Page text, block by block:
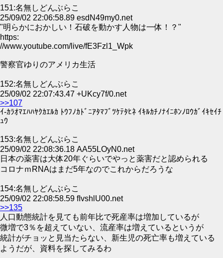
151:名無しどんぶらこ
25/09/02 22:06:58.89 esdN49my0.net
"明らかにおかしい！石破を動かす人物は一体！？"
https:
//www.youtube.com/live/fE3Fzl1_Wpk
警察官ゆりのアメリカ生活
152:名無しどんぶらこ
25/09/02 22:07:43.47 +UKcy7f/0.net
>>107
ｲ-ｶﾗｵﾏｴﾊﾊﾔｸｶｴﾙｶ ﾄｳﾌﾉｶﾄﾞﾆｱﾀﾏﾌﾞﾂｹﾃﾀﾋﾈ ｲｷﾙｶﾁﾉﾅｲﾆﾎﾝﾉﾛｳｶﾞｲｷｾｲﾁ
ｭｳ
153:名無しどんぶらこ
25/09/02 22:08:36.18 AA55LOyN0.net
日本の薬害は大体20年ぐらいでやっと薬害だと認められる
コロナｍRNAはまだ5年なのでこれからだろうな
154:名無しどんぶらこ
25/09/02 22:08:58.59 fIvshlU00.net
>>135
人口動態統計を見ても前年比で死産率は増加しているが
微増で3％を超えていない、流産率は増えているというが
統計がチョッと見当たらない、新生児の死亡率も増えている
ようだが、資料を探してみるわ